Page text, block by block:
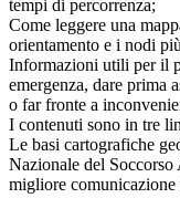
tempi di percorrenza;
Come leggere una
orientamento e i nodi
Informazioni utili per il
emergenza, dare prima
o far fronte a
I contenuti sono in tre
Le basi cartografiche
Nazionale del Soccorso
migliore